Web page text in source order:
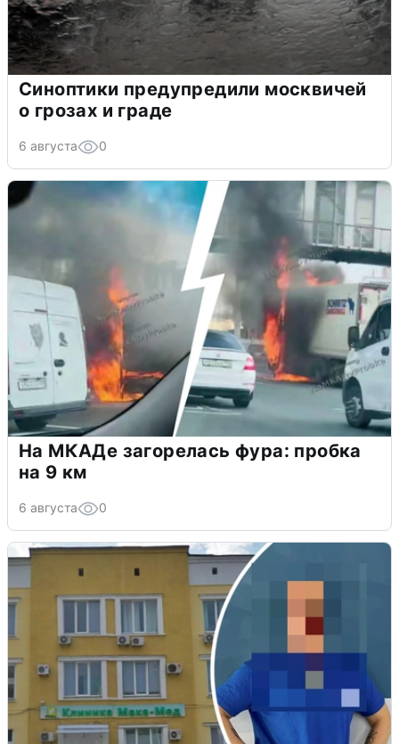
Синоптики предупредили москвичей
о грозах и граде
6 августа 0
На МКАДе загорелась фура: пробка
на 9 км
6 августа 0